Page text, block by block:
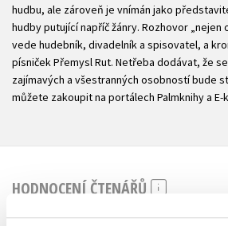
hudbu, ale zároveň je vnímán jako
hudby putující napříč žánry. Rozhovor „nejen
vede hudebník, divadelník a spisovatel, a
písniček Přemysl Rut. Netřeba dodávat, že
zajímavých a všestranných osobností bude
můžete zakoupit na portálech Palmknihy a E-
HODNOCENÍ ČTENÁŘŮ
V současné době nejsou vytvořena žádná